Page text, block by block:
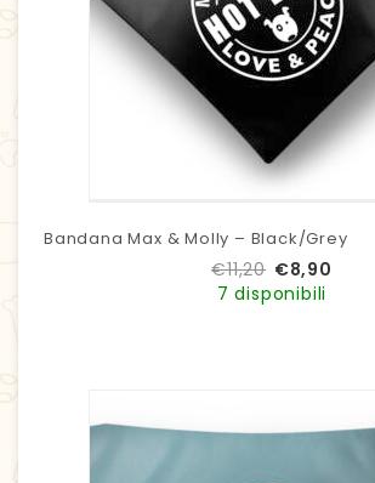
Bandana Max & Molly – Black/Grey
€11,20 €8,90
7 disponibili